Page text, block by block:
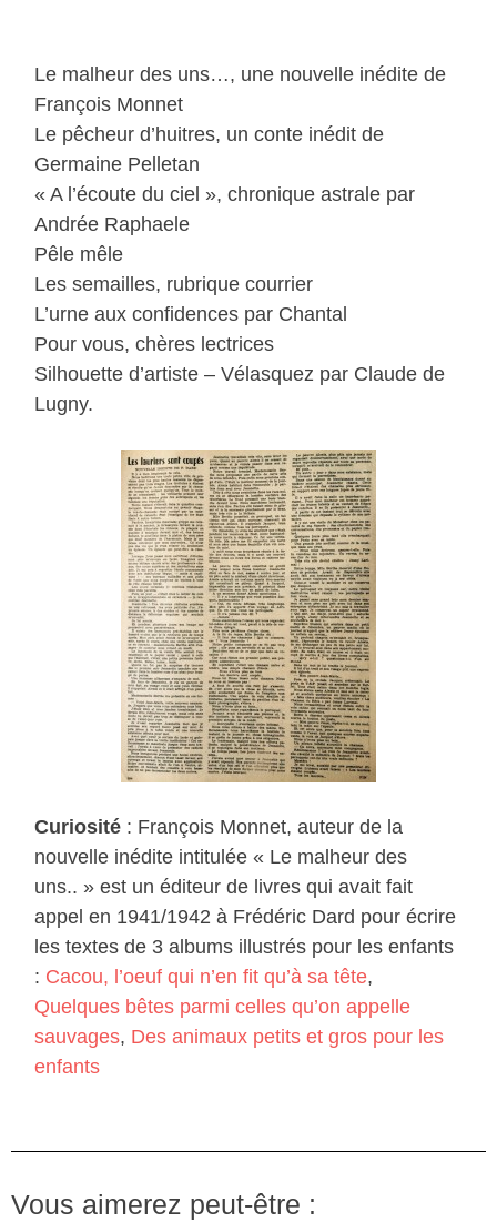
Le malheur des uns…, une nouvelle inédite de
François Monnet
Le pêcheur d’huitres, un conte inédit de
Germaine Pelletan
« A l’écoute du ciel », chronique astrale par
Andrée Raphaele
Pêle mêle
Les semailles, rubrique courrier
L’urne aux confidences par Chantal
Pour vous, chères lectrices
Silhouette d’artiste – Vélasquez par Claude de
Lugny.
Curiosité : François Monnet, auteur de la
nouvelle inédite intitulée « Le malheur des
uns.. » est un éditeur de livres qui avait fait
appel en 1941/1942 à Frédéric Dard pour écrire
les textes de 3 albums illustrés pour les enfants
: Cacou, l’oeuf qui n’en fit qu’à sa tête,
Quelques bêtes parmi celles qu’on appelle
sauvages, Des animaux petits et gros pour les
enfants
Vous aimerez peut-être :